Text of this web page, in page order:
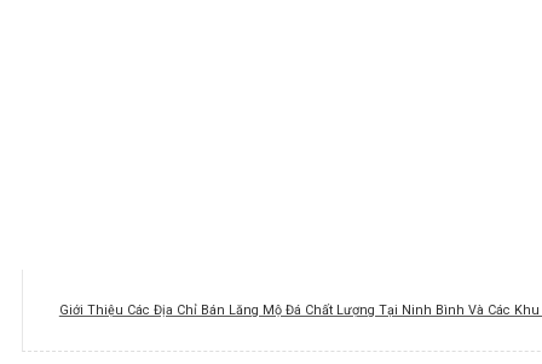
Giới Thiệu Các Địa Chỉ Bán Lăng Mộ Đá Chất Lượng Tại Ninh Bình Và Các Khu